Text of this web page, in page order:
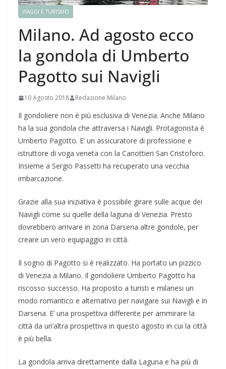
VIAGGI E TURISMO
Milano. Ad agosto ecco
la gondola di Umberto
Pagotto sui Navigli
10 Agosto 2018 Redazione Milano
Il gondoliere non è più esclusiva di Venezia. Anche Milano
ha la sua gondola che attraversa i Navigli. Protagonista è
Umberto Pagotto. E’ un assicuratore di professione e
istruttore di voga veneta con la Canottieri San Cristoforo.
Insieme a Sergio Passetti ha recuperato una vecchia
imbarcazione.
Grazie alla sua iniziativa è possibile girare sulle acque dei
Navigli come su quelle della laguna di Venezia. Presto
dovrebbero arrivare in zona Darsena altre gondole, per
creare un vero equipaggio in città.
Il sogno di Pagotto si è realizzato. Ha portato un pizzico
di Venezia a Milano. Il gondoliere Umberto Pagotto ha
riscosso successo. Ha proposto a turisti e milanesi un
modo romantico e alternativo per navigare sui Navigli e in
Darsena. E’ una prospettiva differente per ammirare la
città da un’altra prospettiva in questo agosto in cui la città
è più bella.
La gondola arriva direttamente dalla Laguna e ha più di